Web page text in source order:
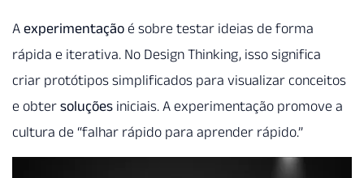
A experimentação é sobre testar ideias de forma
rápida e iterativa. No Design Thinking, isso significa
criar protótipos simplificados para visualizar conceitos
e obter soluções iniciais. A experimentação promove a
cultura de “falhar rápido para aprender rápido.”